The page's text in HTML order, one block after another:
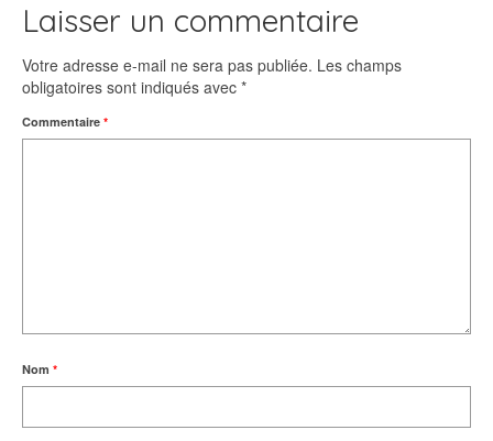
Laisser un commentaire
Votre adresse e-mail ne sera pas publiée. Les champs
obligatoires sont indiqués avec *
Commentaire *
Nom *